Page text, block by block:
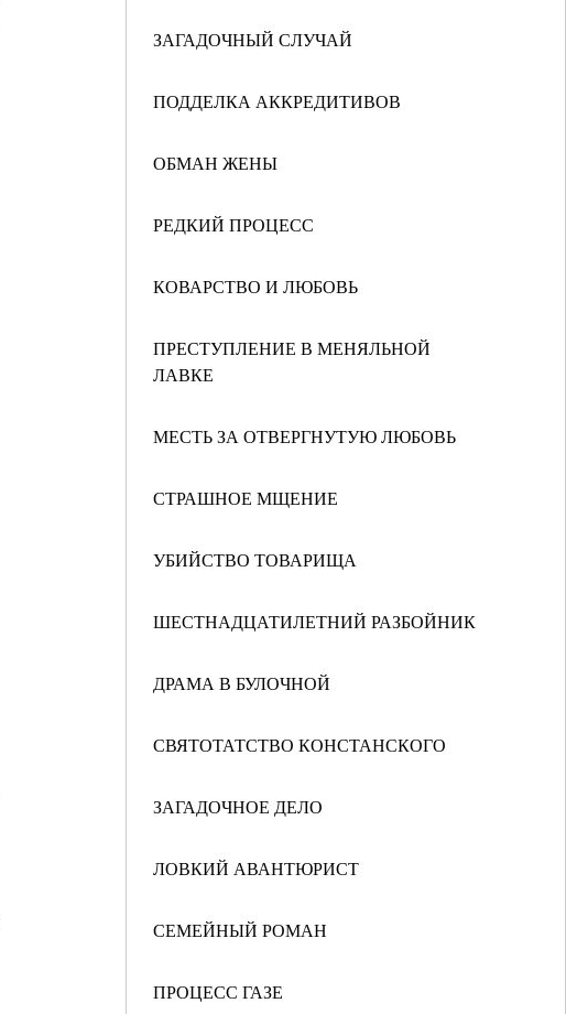
ЗАГАДОЧНЫЙ СЛУЧАЙ
ПОДДЕЛКА АККРЕДИТИВОВ
ОБМАН ЖЕНЫ
РЕДКИЙ ПРОЦЕСС
КОВАРСТВО И ЛЮБОВЬ
ПРЕСТУПЛЕНИЕ В МЕНЯЛЬНОЙ
ЛАВКЕ
МЕСТЬ ЗА ОТВЕРГНУТУЮ ЛЮБОВЬ
СТРАШНОЕ МЩЕНИЕ
УБИЙСТВО ТОВАРИЩА
ШЕСТНАДЦАТИЛЕТНИЙ РАЗБОЙНИК
ДРАМА В БУЛОЧНОЙ
СВЯТОТАТСТВО КОНСТАНСКОГО
ЗАГАДОЧНОЕ ДЕЛО
ЛОВКИЙ АВАНТЮРИСТ
СЕМЕЙНЫЙ РОМАН
ПРОЦЕСС ГАЗЕ